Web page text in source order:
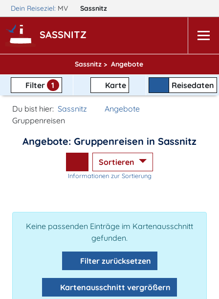
Dein Reiseziel: MV Sassnitz
SASSNITZ
Sassnitz > Angebote
Filter 1 Karte Reisedaten
Du bist hier: Sassnitz
Angebote
Gruppenreisen
Angebote: Gruppenreisen in Sassnitz
Sortieren
Informationen zur Sortierung
Keine passenden Einträge im Kartenausschnitt
gefunden.
Filter zurücksetzen
Kartenausschnitt vergrößern